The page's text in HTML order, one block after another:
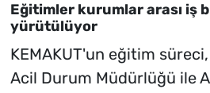
Eğitimler kurumlar arası iş
yürütülüyor
KEMAKUT'un eğitim
Acil Durum Müdürlüğü ile